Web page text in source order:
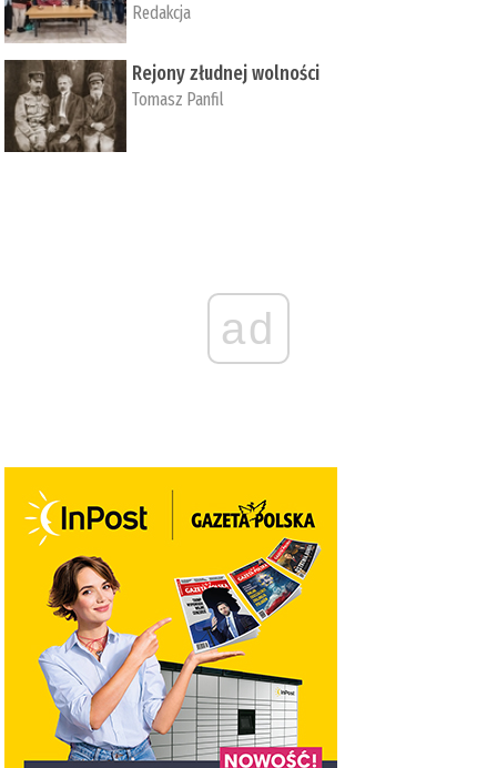
Redakcja
Rejony złudnej wolności
Tomasz Panfil
ad